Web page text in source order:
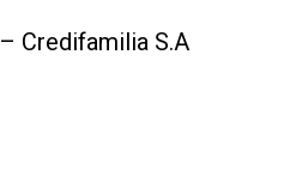
– Credifamilia S.A